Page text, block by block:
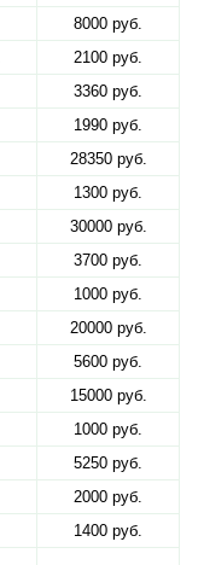
8000 руб.
2100 руб.
3360 руб.
1990 руб.
28350 руб.
1300 руб.
30000 руб.
3700 руб.
1000 руб.
20000 руб.
5600 руб.
15000 руб.
1000 руб.
5250 руб.
2000 руб.
1400 руб.